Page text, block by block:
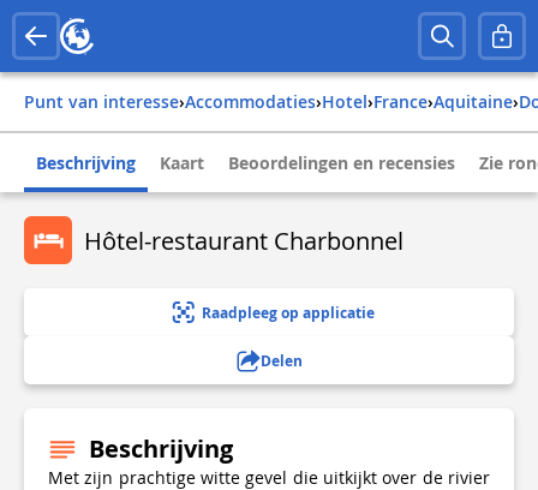
Punt van interesse› Accommodaties› Hotel› france› aquitaine›
Beschrijving Kaart Beoordelingen en recensies Zie
Hôtel-restaurant Charbonnel
Raadpleeg op applicatie
Delen
Beschrijving
Met zijn prachtige witte gevel die uitkijkt over de rivier